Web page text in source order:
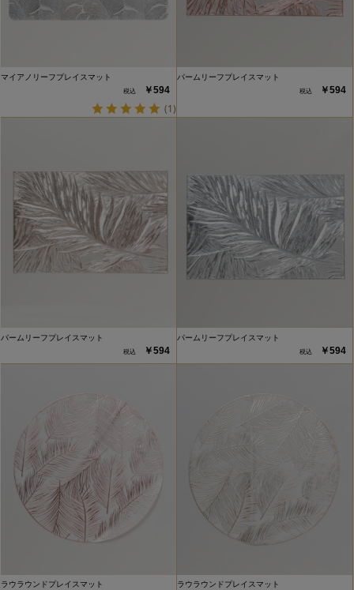
マイアノリーフプレイスマット
￥594
(1)
パームリーフプレイスマット
￥594
パームリーフプレイスマット
￥594
パームリーフプレイスマット
￥594
ラウラウンドプレイスマット ラウラウンドプレイスマット